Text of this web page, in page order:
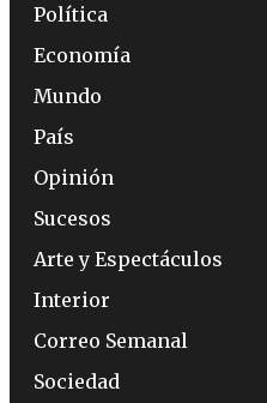
Política
Economía
Mundo
País
Opinión
Sucesos
Arte y Espectáculos
Interior
Correo Semanal
Sociedad